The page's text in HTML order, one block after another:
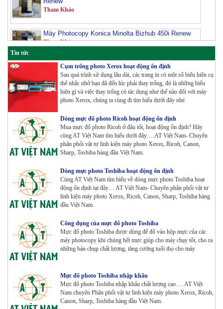
Tham Khảo
Máy Photocopy màu Toshiba E-Studio 3515AC
Renew
Tham Khảo
Máy Photocopy Konica Minolta Bizhub 360i Renew
Tham Khảo
Máy Photocopy màu Toshiba E-Studio 4515AC
Renew
Máy Photocopy màu Toshiba E-Studio 5015AC
Renew
Máy Photocopy KONICA MINOLTA Bizhub 367 Renew
Tham Khảo
Bộ Mực 4 màu Konica Minolta Bizhub C1085 | 6085 |
6110 | C1100 _Bộ 4 màu _ Trọng lượng 1645g ZIN
HÃNG_ USA
Tin tức
Cụm trống photo Xerox hoạt động ổn định
Sau quá trình sử dụng lâu dài, các trang in có một số biểu hiện cụ
thể nhắc nhở bạn đã đến lúc phải thay trống, đó là những biểu
hiện gì và việc thay trống có tác dụng như thế nào đối với máy
photo Xerox, chúng ta cùng đi tìm hiểu dưới đây nhé.
Dòng mực đổ photo Ricoh hoạt động ổn định
Mua mực đổ photo Ricoh ở đâu tốt, hoạt động ổn định? Hãy
cùng AT Việt Nam tìm hiểu dưới đây….AT Việt Nam- Chuyên
phân phối vật tư linh kiện máy photo Xerox, Ricoh, Canon,
Sharp, Toshiba hàng đầu Việt Nam.
Dòng mực photo Toshiba hoạt động ổn định
Cùng AT Việt Nam tìm hiểu về dòng mực photo Toshiba hoạt
động ổn định tại đây… AT Việt Nam- Chuyên phân phối vật tư
linh kiện máy photo Xerox, Ricoh, Canon, Sharp, Toshiba hàng
đầu Việt Nam.
Công dụng của mực đổ photo Toshiba
Mực đổ photo Toshiba được dùng để đổ vào hộp mực của các
máy photocopy khi chúng hết mực giúp cho máy chạy tốt, cho ra
những bản chụp chất lượng, tăng cường tuổi thọ cho máy
Mực đổ photo Toshiba nhập khẩu
Mực đổ photo Toshiba nhập khẩu chất lượng cao…. AT Việt
Nam chuyên Phân phối vật tư linh kiện máy photo Xerox, Ricoh,
Canon, Sharp, Toshiba hàng đầu Việt Nam.